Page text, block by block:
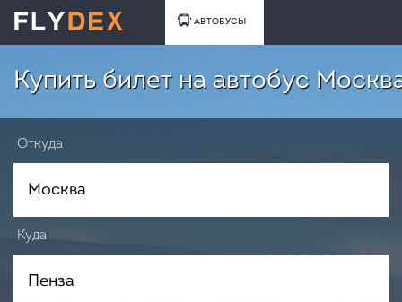
АВТОБУСЫ
Купить билет на автобус
Откуда
Куда